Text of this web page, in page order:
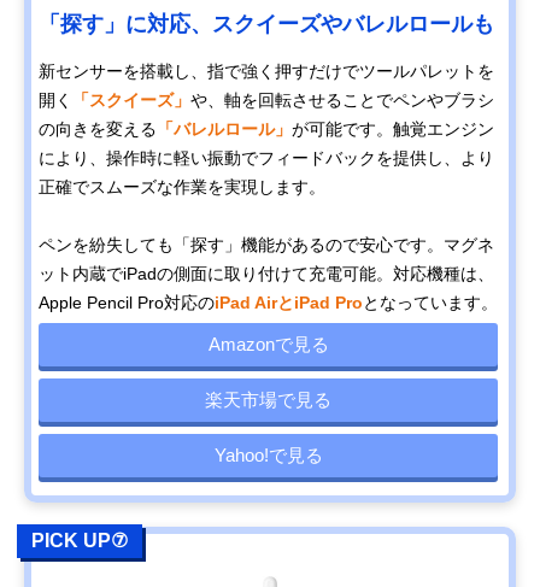
「探す」に対応、スクイーズやバレルロールも
新センサーを搭載し、指で強く押すだけでツールパレットを
開く
「スクイーズ」 や、軸を回転させることでペンやブラシ
の向きを変える 「バレルロール」 が可能です。触覚エンジン
により、操作時に軽い振動でフィードバックを提供し、より
正確でスムーズな作業を実現します。
ペンを紛失しても「探す」機能があるので安心です。マグネ
ット内蔵でiPadの側面に取り付けて充電可能。対応機種は、
Apple Pencil Pro対応のiPad AirとiPad Proとなっています。
Amazonで見る
楽天市場で見る
Yahoo!で見る
PICK UP⑦